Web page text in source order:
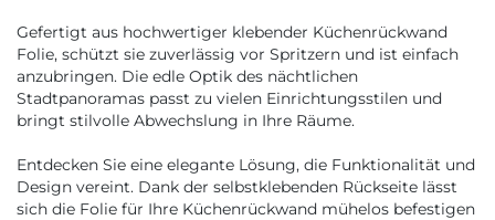
Gefertigt aus hochwertiger klebender Küchenrückwand
Folie, schützt sie zuverlässig vor Spritzern und ist einfach
anzubringen. Die edle Optik des nächtlichen
Stadtpanoramas passt zu vielen Einrichtungsstilen und
bringt stilvolle Abwechslung in Ihre Räume.
Entdecken Sie eine elegante Lösung, die Funktionalität und
Design vereint. Dank der selbstklebenden Rückseite lässt
sich die Folie für Ihre Küchenrückwand mühelos befestigen